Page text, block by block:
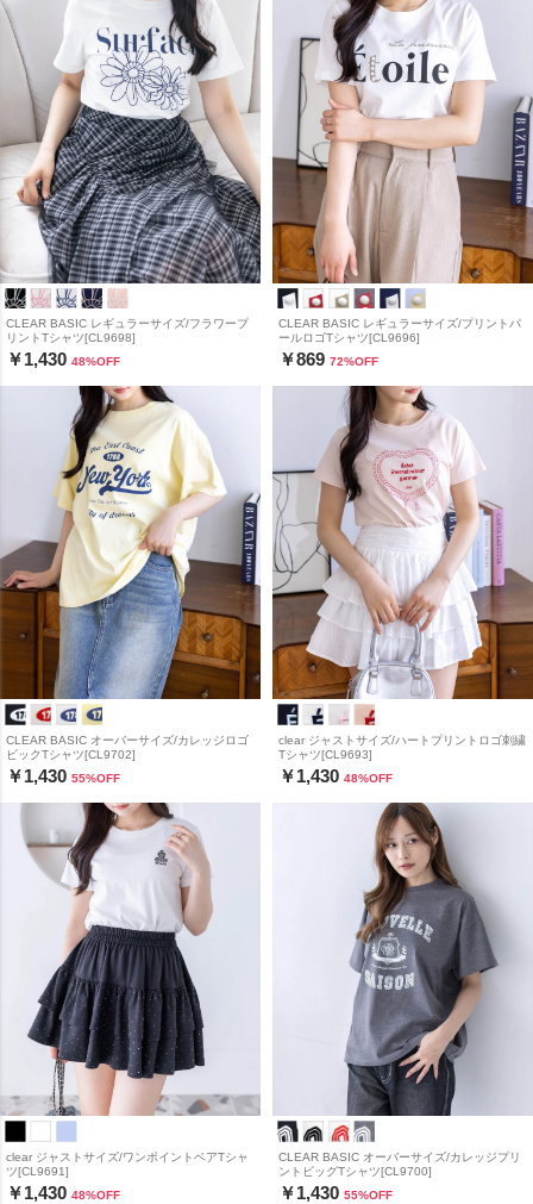
CLEAR BASIC レギュラーサイズ/フラワープ
リントTシャツ[CL9698]
￥1,430 48%OFF
CLEAR BASIC レギュラーサイズ/プリントパ
ールロゴTシャツ[CL9696]
￥869 72%OFF
CLEAR BASIC オーバーサイズ/カレッジロゴ
ビックTシャツ[CL9702]
￥1,430 55%OFF
clear ジャストサイズ/ハートプリントロゴ刺繍
Tシャツ[CL9693]
￥1,430 48%OFF
clear ジャストサイズ/ワンポイントベアTシャ
ツ[CL9691]
￥1,430 48%OFF
CLEAR BASIC オーバーサイズ/カレッジプリ
ントビッグTシャツ[CL9700]
￥1,430 55%OFF